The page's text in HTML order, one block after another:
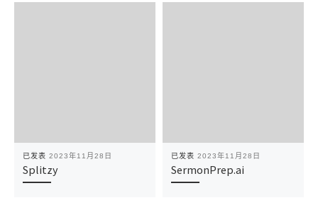
已发表 2023年11月28日
Splitzy
已发表 2023年11月28日
SermonPrep.ai